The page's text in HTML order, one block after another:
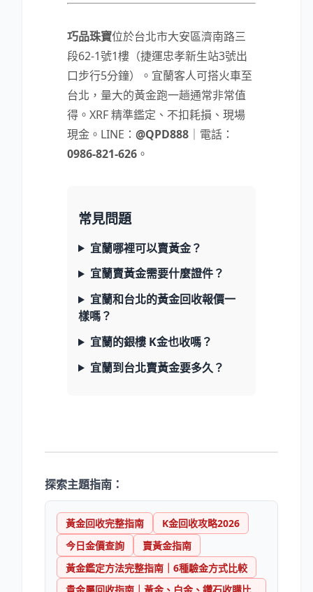
巧品珠寶位於台北市大安區濟南路三
段62-1號1樓（捷運忠孝新生站3號出
口步行5分鐘）。宜蘭客人可搭火車至
台北，量大的黃金跑一趟通常非常值
得。XRF 精準鑑定、不扣耗損、現場
現金。LINE： @QPD888 ｜電話：
0986-821-626 。
常見問題
宜蘭哪裡可以賣黃金？
宜蘭賣黃金需要什麼證件？
宜蘭和台北的黃金回收報價一
樣嗎？
宜蘭的銀樓 K金也收嗎？
宜蘭到台北賣黃金要多久？
探索主題指南：
黃金回收完整指南
K金回收攻略2026
今日金價查詢
賣黃金指南
黃金鑑定方法完整指南｜6種驗金方式比較